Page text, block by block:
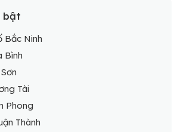
bật
Bắc Ninh
Bình
Tài
Phong
Thành